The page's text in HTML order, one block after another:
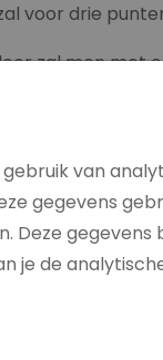
voor drie
zal men met
Oosterwolde
teminste als ze
Zaal 1.
van
gegevens
Deze gegevens
je de